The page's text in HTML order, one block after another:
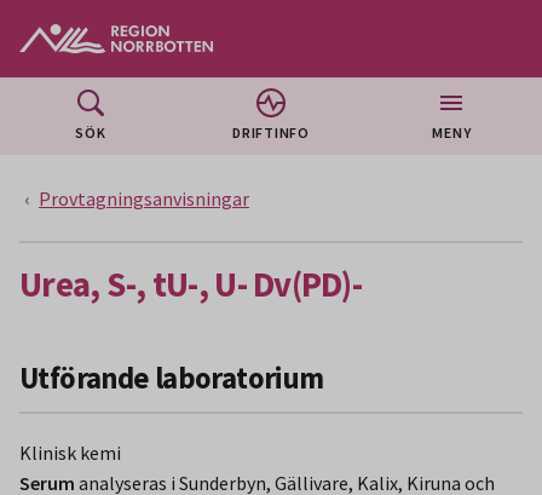
SÖK DRIFTINFO MENY
Provtagningsanvisningar
Urea, S-, tU-, U- Dv(PD)-
Utförande laboratorium
Klinisk kemi
Serum analyseras i Sunderbyn, Gällivare, Kalix, Kiruna och